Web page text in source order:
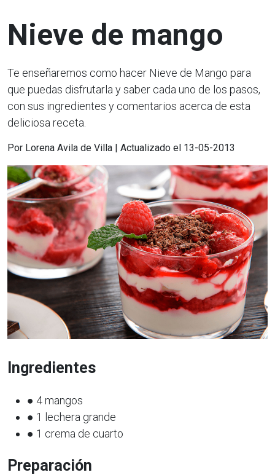
Nieve de mango
Te enseñaremos como hacer Nieve de Mango para
que puedas disfrutarla y saber cada uno de los pasos,
con sus ingredientes y comentarios acerca de esta
deliciosa receta.
Por Lorena Avila de Villa | Actualizado el 13-05-2013
Ingredientes
● 4 mangos
● 1 lechera grande
● 1 crema de cuarto
Preparación